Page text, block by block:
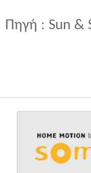
Πηγή : Sun &